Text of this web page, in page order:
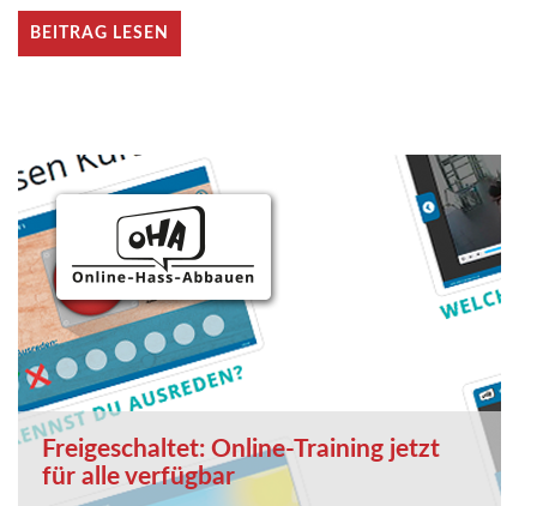
BEITRAG LESEN
Freigeschaltet: Online-Training jetzt
für alle verfügbar